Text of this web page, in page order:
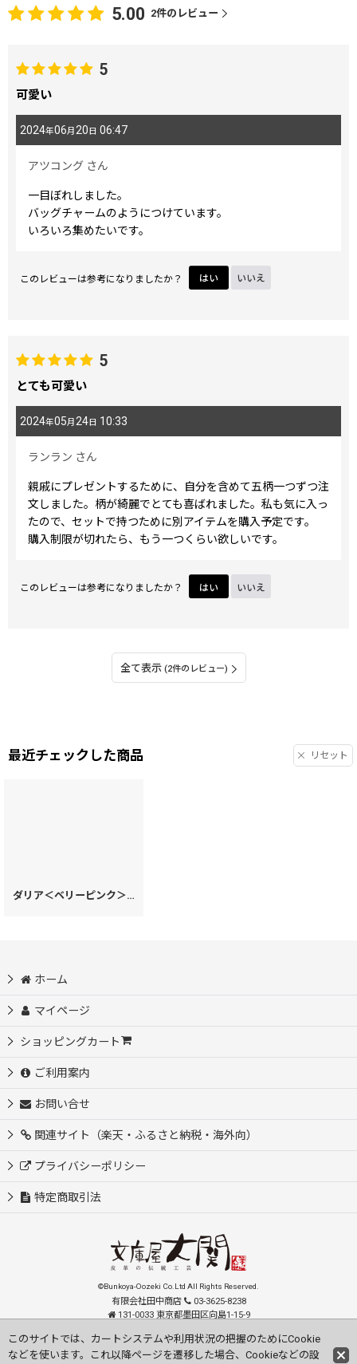
5.00 2件のレビュー
5
可愛い
2024年06月 20日 06:47
アツコング さん
一目ぼれしました。
バッグチャームのようにつけています。
いろいろ集めたいです。
このレビューは参考になりましたか？ はい いいえ
5
とても可愛い
2024年05月 24 日 10:33
ランラン さん
親戚にプレゼントするために、自分を含めて五柄一つずつ注
文しました。柄が綺麗でとても喜ばれました。私も気に入っ
たので、セットで持つために別アイテムを購入予定です。
購入制限が切れたら、もう一つくらい欲しいです。
このレビューは参考になりましたか？ はい いいえ
全て表示 (2件のレビュー)
最近チェックした商品 リセット
ダリア＜ベリーピンク＞ マカロンポーチ［t］
ホーム
マイページ
ショッピングカート
ご利用案内
お問い合せ
関連サイト（楽天・ふるさと納税・海外向）
プライバシーポリシー
特定商取引法
©Bunkoya-Oozeki Co.Ltd All Rights Reserved.
有限会社田中商店
03-3625-8238
131-0033 東京都墨田区向島1-15-9
Visit our English Store
このサイトでは、カートシステムや利用状況の把握のためにCookie
などを使います。これ以降ページを遷移した場合、Cookieなどの設